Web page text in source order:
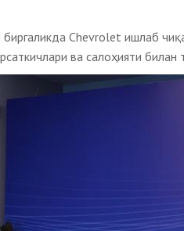
Chevrolet ишлаб
ва салоҳияти билан